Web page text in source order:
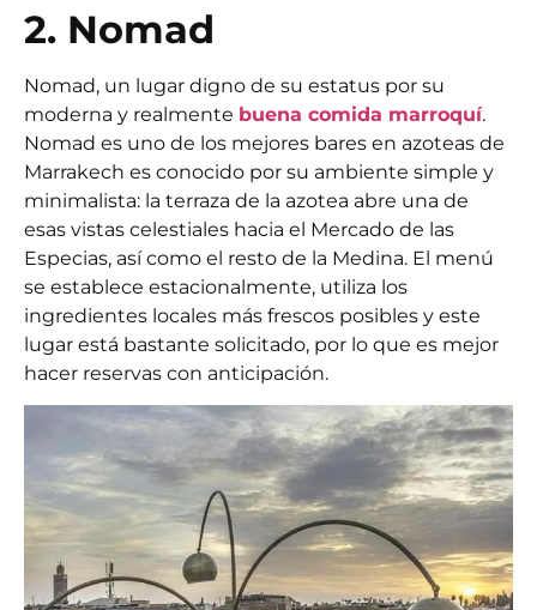
2. Nomad
Nomad, un lugar digno de su estatus por su
moderna y realmente buena comida marroquí.
Nomad es uno de los mejores bares en azoteas de
Marrakech es conocido por su ambiente simple y
minimalista: la terraza de la azotea abre una de
esas vistas celestiales hacia el Mercado de las
Especias, así como el resto de la Medina. El menú
se establece estacionalmente, utiliza los
ingredientes locales más frescos posibles y este
lugar está bastante solicitado, por lo que es mejor
hacer reservas con anticipación.